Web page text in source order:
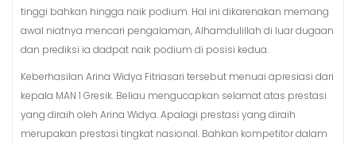
tinggi bahkan hingga naik podium. Hal ini dikarenakan memang
awal niatnya mencari pengalaman, Alhamdulillah di luar dugaan
dan prediksi ia dadpat naik podium di posisi kedua.
Keberhasilan Arina Widya Fitriasari tersebut menuai apresiasi dari
kepala MAN 1 Gresik. Beliau mengucapkan selamat atas prestasi
yang diraih oleh Arina Widya. Apalagi prestasi yang diraih
merupakan prestasi tingkat nasional. Bahkan kompetitor dalam